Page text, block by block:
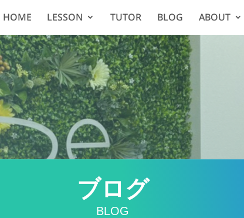
HOME LESSON TUTOR BLOG ABOUT
ブログ
BLOG